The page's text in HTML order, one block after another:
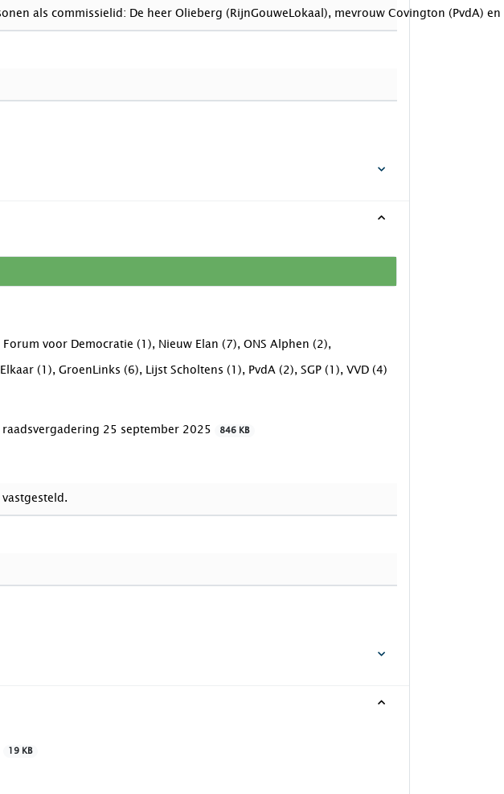
als commissielid: De heer Olieberg (RijnGouweLokaal), mevrouw Covington (PvdA)
voor Democratie (1), Nieuw Elan (7), ONS Alphen (2),
(1), GroenLinks (6), Lijst Scholtens (1), PvdA (2), SGP (1), VVD (4)
25 september 2025
846 KB
19 KB